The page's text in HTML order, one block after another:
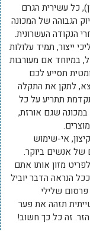
כל עשירית הגרם
הגבוהה של המכונה
הנקודה העשרונית.
ייצור, תמיד עלולות
במיוחד אם מעורבות
תסייע לכם
לתקן את התקלה
תתריע על כל
במכונה שגם אורזת,
אי-שימוש
של אנשים ביוקר.
מזון אותו אתם
הנראה הדבר יוביל
שלילי
תזהה את פער
זה כל כך חשוב!